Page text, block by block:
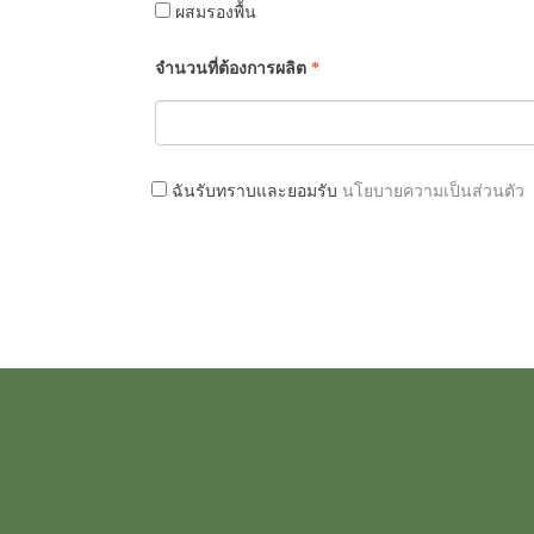
ผสมรองพื้น
จำนวนที่ต้องการผลิต *
ฉันรับทราบและยอมรับ นโยบายความเป็นส่วนตัว